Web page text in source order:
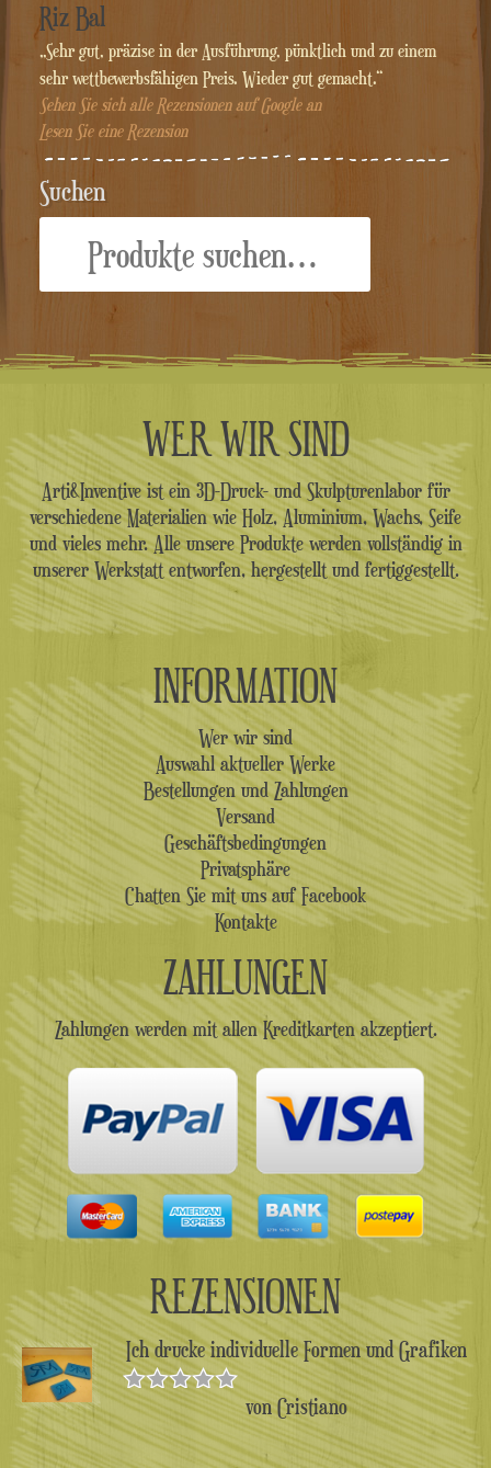
Riz Bal
„Sehr gut, präzise in der Ausführung, pünktlich und zu einem
sehr wettbewerbsfähigen Preis. Wieder gut gemacht.“
Sehen Sie sich alle Rezensionen auf Google an
Lesen Sie eine Rezension
Suchen
WER WIR SIND
Arti&Inventive ist ein 3D-Druck- und Skulpturenlabor für
verschiedene Materialien wie Holz, Aluminium, Wachs, Seife
und vieles mehr. Alle unsere Produkte werden vollständig in
unserer Werkstatt entworfen, hergestellt und fertiggestellt.
INFORMATION
Wer wir sind
Auswahl aktueller Werke
Bestellungen und Zahlungen
Versand
Geschäftsbedingungen
Privatsphäre
Chatten Sie mit uns auf Facebook
Kontakte
ZAHLUNGEN
Zahlungen werden mit allen Kreditkarten akzeptiert.
REZENSIONEN
Ich drucke individuelle Formen und Grafiken
Bewertet
mit 5 von 5
von Cristiano